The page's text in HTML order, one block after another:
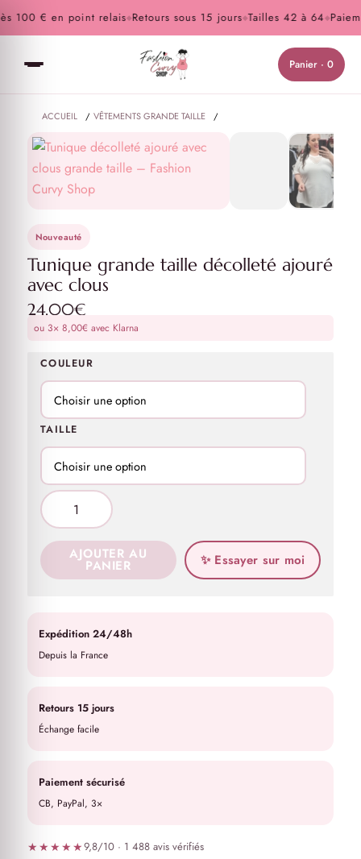
€ en point relais◆Retours sous 15 jours◆Tailles 42 à 64◆
Panier · 0
ACCUEIL / VÊTEMENTS GRANDE TAILLE
/
HAUTS ET TUNIQUES GRANDE TAILLE
TUNIQUE GRANDE TAILLE DÉCOLLETÉ AJOURÉ AVEC CLOUS
Nouveauté
Tunique grande taille décolleté ajouré
avec clous
★★★★★9,8/10 · 1 488 avis vérifiés
24,00€
ou 3× 8,00€avec Klarna
COULEUR
TAILLE
AJOUTER AU
PANIER ✨ Essayer sur moi
Expédition 24/48h
Depuis la France
Retours 15 jours
Échange facile
Paiement sécurisé
CB, PayPal, 3×